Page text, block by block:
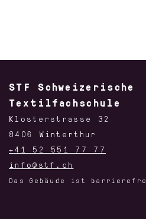
STF Schweizerische
Textilfachschule
Klosterstrasse 32
8406 Winterthur
+41 52 551 77 77
info@stf.ch
Das Gebäude ist